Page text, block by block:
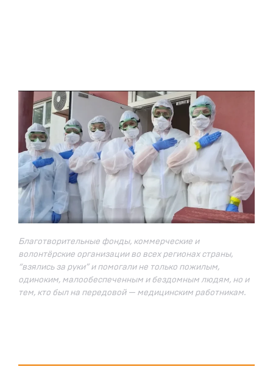
Благотворительные фонды, коммерческие и
волонтёрские организации во всех регионах страны,
“взялись за руки” и помогали не только пожилым,
одиноким, малообеспеченным и бездомным людям, но и
тем, кто был на передовой — медицинским работникам.